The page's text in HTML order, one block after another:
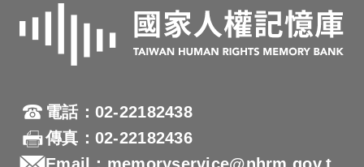
電話：02-22182438
傳真：02-22182436